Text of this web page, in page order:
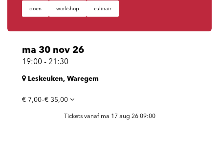
doen workshop culinair
ma 30 nov 26
19:00 - 21:30
Leskeuken, Waregem
€ 7,00–€ 35,00
Tickets vanaf ma 17 aug 26 09:00